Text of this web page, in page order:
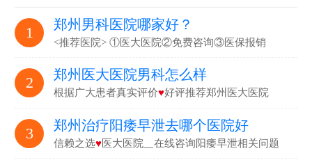
1 郑州男科医院哪家好？
<推荐医院> ①医大医院②免费咨询③医保报销
2 郑州医大医院男科怎么样
根据广大患者真实评价♥好评推荐郑州医大医院
3 郑州治疗阳痿早泄去哪个医院好
信赖之选♥医大医院▁在线咨询阳痿早泄相关问题